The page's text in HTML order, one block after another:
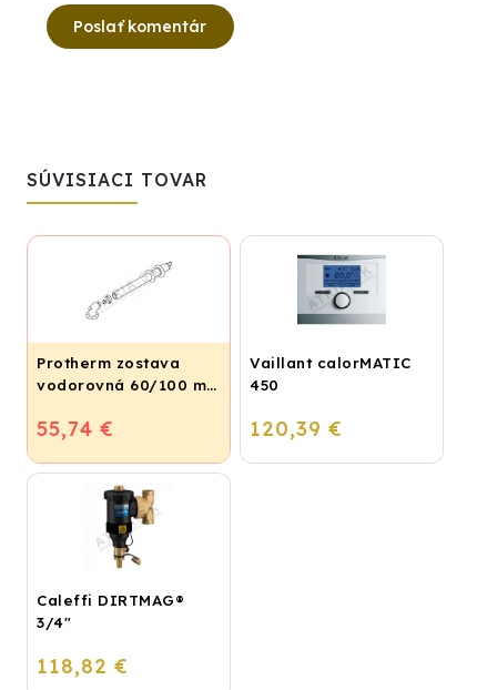
Poslať komentár
SÚVISIACI TOVAR
Protherm zostava
vodorovná 60/100 mm
55,74 €
Vaillant calorMATIC
450
120,39 €
Caleffi DIRTMAG®
3/4"
118,82 €